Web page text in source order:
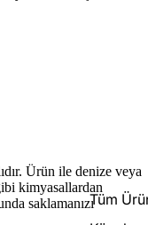
Tüm
Ürün ile denize veya
kimyasallardan
saklamanızı